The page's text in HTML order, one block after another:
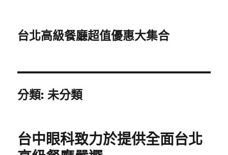
台北高級餐廳超值優惠大集合
分類:未分類
台中眼科致力於提供全面台北